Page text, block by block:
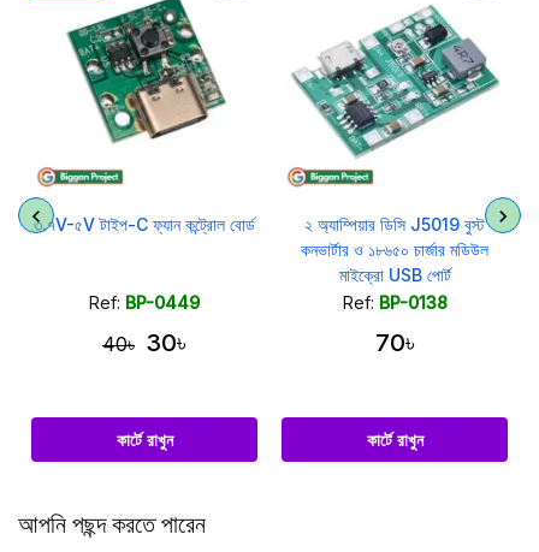
৩.৭V-৫V টাইপ-C ফ্যান কন্ট্রোল বোর্ড
Ref: BP-0449
40৳ 30৳
কার্টে রাখুন
২ অ্যাম্পিয়ার ডিসি J5019 বুস্ট
কনভার্টার ও ১৮৬৫০ চার্জার মডিউল
মাইক্রো USB পোর্ট
Ref: BP-0138
70৳
কার্টে রাখুন
আপনি পছন্দ করতে পারেন